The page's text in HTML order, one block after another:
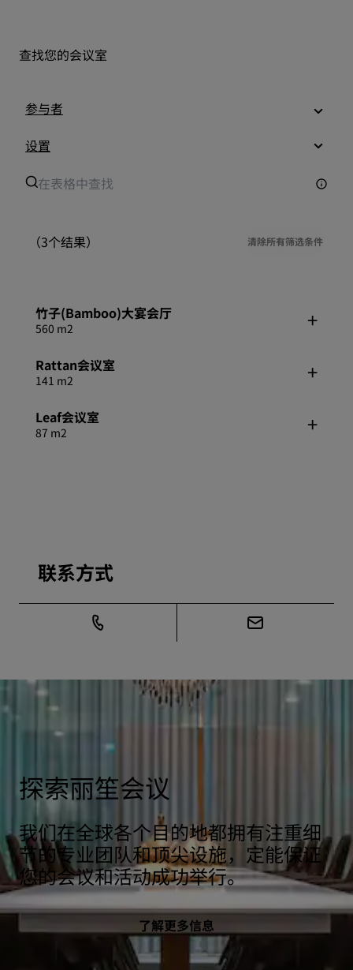
查找您的会议室
参与者
设置
（3个结果） 清除所有筛选条件
竹子(Bamboo)大宴会厅
560 m2
Rattan会议室
141 m2
Leaf会议室
87 m2
联系方式
探索丽笙会议
我们在全球各个目的地都拥有注重细
节的专业团队和顶尖设施，定能保证
您的会议和活动成功举行。
了解更多信息